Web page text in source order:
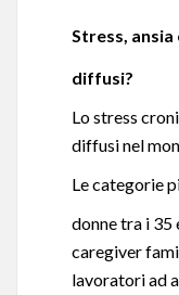
Stress,
diffusi?
Lo stress
diffusi nel
Le categorie
donne tra i 35
caregiver
lavoratori ad